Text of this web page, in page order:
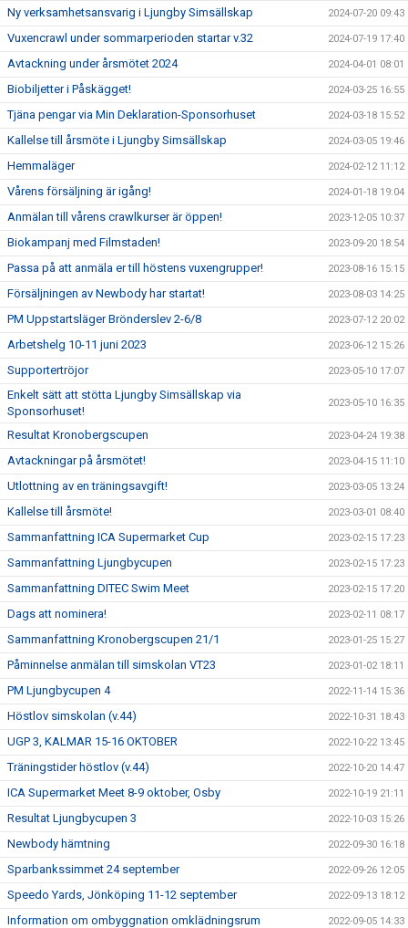
Ny verksamhetsansvarig i Ljungby Simsällskap 2024-07-20 09:43
Vuxencrawl under sommarperioden startar v.32 2024-07-19 17:40
Avtackning under årsmötet 2024 2024-04-01 08:01
Biobiljetter i Påskägget! 2024-03-25 16:55
Tjäna pengar via Min Deklaration-Sponsorhuset 2024-03-18 15:52
Kallelse till årsmöte i Ljungby Simsällskap 2024-03-05 19:46
Hemmaläger 2024-02-12 11:12
Vårens försäljning är igång! 2024-01-18 19:04
Anmälan till vårens crawlkurser är öppen! 2023-12-05 10:37
Biokampanj med Filmstaden! 2023-09-20 18:54
Passa på att anmäla er till höstens vuxengrupper! 2023-08-16 15:15
Försäljningen av Newbody har startat! 2023-08-03 14:25
PM Uppstartsläger Brönderslev 2-6/8 2023-07-12 20:02
Arbetshelg 10-11 juni 2023 2023-06-12 15:26
Supportertröjor 2023-05-10 17:07
Enkelt sätt att stötta Ljungby Simsällskap via
Sponsorhuset!
2023-05-10 16:35
Resultat Kronobergscupen 2023-04-24 19:38
Avtackningar på årsmötet! 2023-04-15 11:10
Utlottning av en träningsavgift! 2023-03-05 13:24
Kallelse till årsmöte! 2023-03-01 08:40
Sammanfattning ICA Supermarket Cup 2023-02-15 17:23
Sammanfattning Ljungbycupen 2023-02-15 17:23
Sammanfattning DITEC Swim Meet 2023-02-15 17:20
Dags att nominera! 2023-02-11 08:17
Sammanfattning Kronobergscupen 21/1 2023-01-25 15:27
Påminnelse anmälan till simskolan VT23 2023-01-02 18:11
PM Ljungbycupen 4 2022-11-14 15:36
Höstlov simskolan (v.44) 2022-10-31 18:43
UGP 3, KALMAR 15-16 OKTOBER 2022-10-22 13:45
Träningstider höstlov (v.44) 2022-10-20 14:47
ICA Supermarket Meet 8-9 oktober, Osby 2022-10-19 21:11
Resultat Ljungbycupen 3 2022-10-03 15:26
Newbody hämtning 2022-09-30 16:18
Sparbankssimmet 24 september 2022-09-26 12:05
Speedo Yards, Jönköping 11-12 september 2022-09-13 18:12
Information om ombyggnation omklädningsrum 2022-09-05 14:33